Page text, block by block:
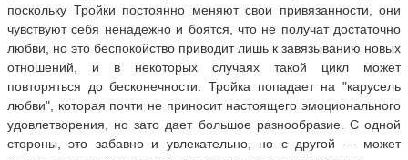
поскольку Тройки постоянно меняют свои привязанности, они
чувствуют себя ненадежно и боятся, что не получат достаточно
любви, но это беспокойство приводит лишь к завязыванию новых
отношений, и в некоторых случаях такой цикл может
повторяться до бесконечности. Тройка попадает на "карусель
любви", которая почти не приносит настоящего эмоционального
удовлетворения, но зато дает большое разнообразие. С одной
стороны, это забавно и увлекательно, но с другой — может